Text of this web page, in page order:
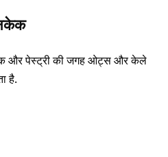
और पेस्ट्री की जगह ओट्स और केले
है.